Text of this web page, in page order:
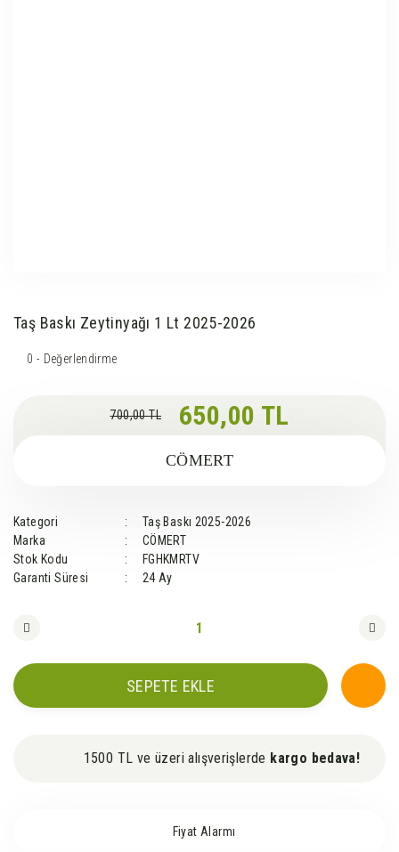
Taş Baskı Zeytinyağı 1 Lt 2025-2026
0 - Değerlendirme
700,00 TL 650,00 TL
CÖMERT
Kategori
Taş Baskı 2025-2026
Marka
CÖMERT
Stok Kodu
FGHKMRTV
Garanti Süresi
24 Ay
SEPETE EKLE
1500 TL ve üzeri alışverişlerde kargo bedava!
Fiyat Alarmı